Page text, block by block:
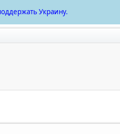
Украину.